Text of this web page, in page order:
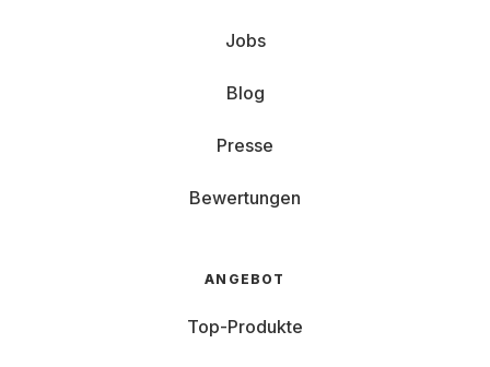
Jobs
Blog
Presse
Bewertungen
ANGEBOT
Top-Produkte